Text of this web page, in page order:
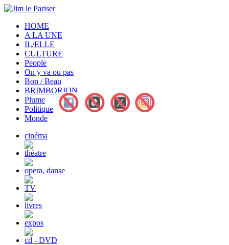
HOME
A LA UNE
IL/ELLE
CULTURE
People
On y va ou pas
Bon / Beau
BRIMBORION
Plume
Politique
Monde
cinéma
théatre
opera, danse
TV
livres
expos
cd - DVD